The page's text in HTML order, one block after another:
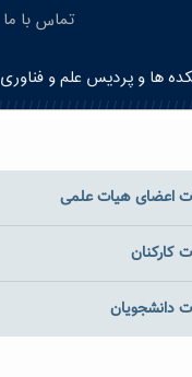
تماس با ما
ها و پردیس علم و فناوری
اعضای هیات علمی
کارکنان
دانشجویان